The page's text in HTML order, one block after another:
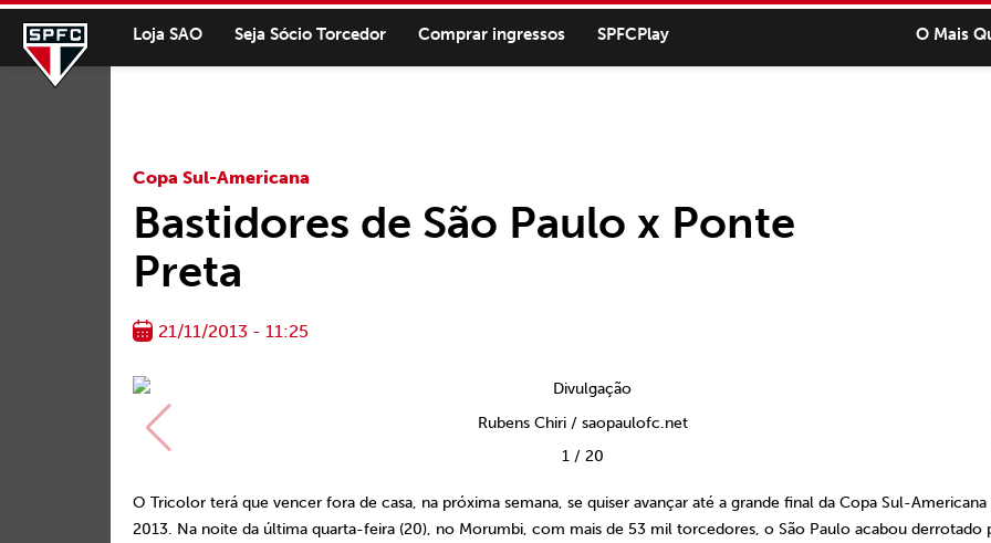
Loja SAO Seja Sócio Torcedor Comprar ingressos SPFCPlay O Mais
Copa Sul-Americana
Bastidores de São Paulo x Ponte
Preta
21/11/2013 - 11:25
Rubens Chiri / saopaulofc.net
1 / 20
O Tricolor terá que vencer fora de casa, na próxima semana, se quiser avançar até a grande final da Copa Sul-Americana
2013. Na noite da última quarta-feira (20), no Morumbi, com mais de 53 mil torcedores, o São Paulo acabou derrotado